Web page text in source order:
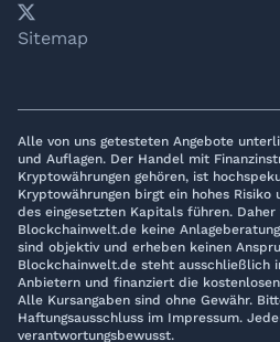
YouTube
𝕏LinkedIn
Telegram
Sitemap
Alle von uns getesteten Angebote
und Auflagen. Der Handel mit
Kryptowährungen gehören, ist
Kryptowährungen birgt ein hohes
des eingesetzten Kapitals führen.
Blockchainwelt.de keine
sind objektiv und erheben keinen
Blockchainwelt.de steht ausschließlich
Anbietern und finanziert die
Alle Kursangaben sind ohne Gewähr.
Haftungsausschluss im Impressum.
verantwortungsbewusst.